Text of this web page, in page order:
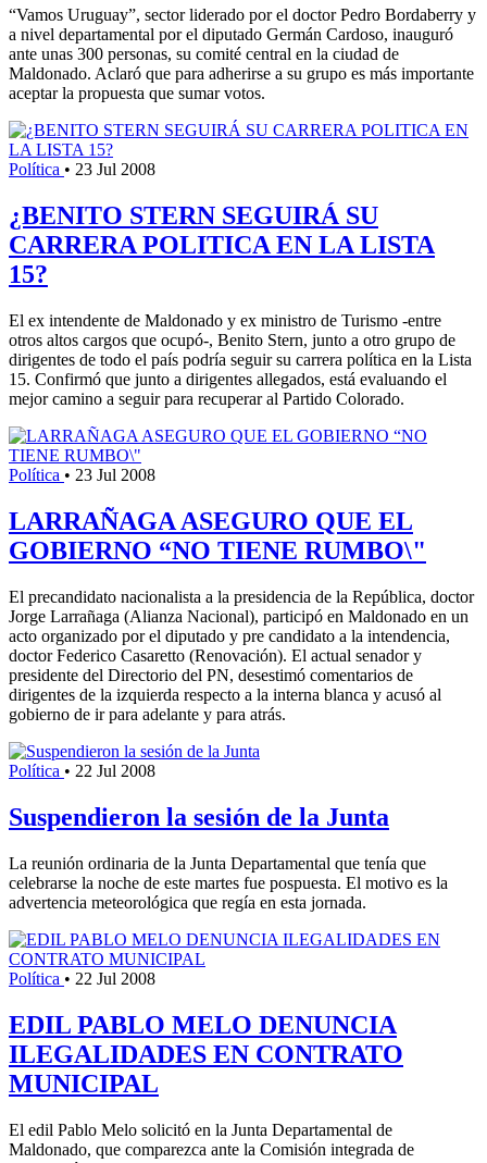
“Vamos Uruguay”, sector liderado por el doctor Pedro Bordaberry y
a nivel departamental por el diputado Germán Cardoso, inauguró
ante unas 300 personas, su comité central en la ciudad de
Maldonado. Aclaró que para adherirse a su grupo es más importante
aceptar la propuesta que sumar votos.
Política • 23 Jul 2008
¿BENITO STERN SEGUIRÁ SU
CARRERA POLITICA EN LA LISTA
15?
El ex intendente de Maldonado y ex ministro de Turismo -entre
otros altos cargos que ocupó-, Benito Stern, junto a otro grupo de
dirigentes de todo el país podría seguir su carrera política en la Lista
15. Confirmó que junto a dirigentes allegados, está evaluando el
mejor camino a seguir para recuperar al Partido Colorado.
Política • 23 Jul 2008
LARRAÑAGA ASEGURO QUE EL
GOBIERNO “NO TIENE RUMBO\"
El precandidato nacionalista a la presidencia de la República, doctor
Jorge Larrañaga (Alianza Nacional), participó en Maldonado en un
acto organizado por el diputado y pre candidato a la intendencia,
doctor Federico Casaretto (Renovación). El actual senador y
presidente del Directorio del PN, desestimó comentarios de
dirigentes de la izquierda respecto a la interna blanca y acusó al
gobierno de ir para adelante y para atrás.
Política • 22 Jul 2008
Suspendieron la sesión de la Junta
La reunión ordinaria de la Junta Departamental que tenía que
celebrarse la noche de este martes fue pospuesta. El motivo es la
advertencia meteorológica que regía en esta jornada.
Política • 22 Jul 2008
EDIL PABLO MELO DENUNCIA
ILEGALIDADES EN CONTRATO
MUNICIPAL
El edil Pablo Melo solicitó en la Junta Departamental de
Maldonado, que comparezca ante la Comisión integrada de